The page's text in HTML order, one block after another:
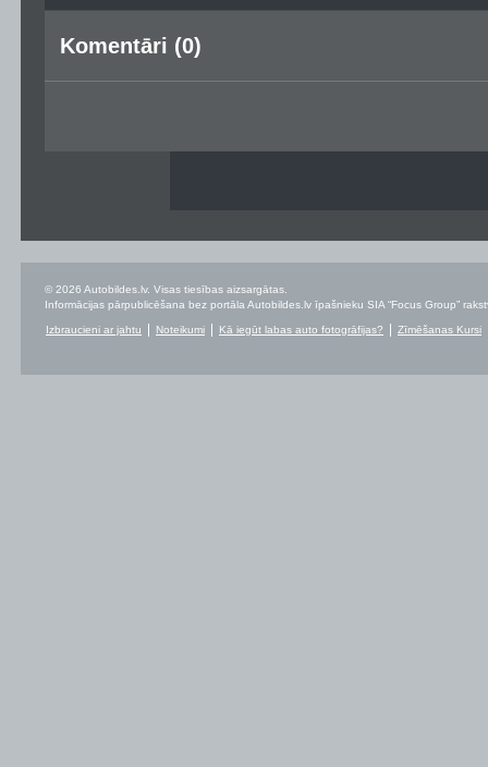
Komentāri (0)
© 2026 Autobildes.lv. Visas tiesības aizsargātas.
Informācijas pārpublicēšana bez portāla Autobildes.lv īpašnieku SIA “Focus Group”
Izbraucieni ar jahtu Noteikumi Kā iegūt labas auto fotogrāfijas? Zīmēšanas Kursi